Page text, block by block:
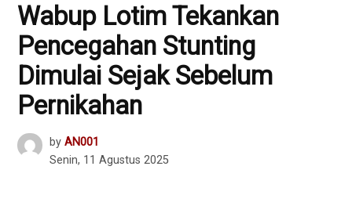
Wabup Lotim Tekankan
Pencegahan Stunting
Dimulai Sejak Sebelum
Pernikahan
by AN001
Senin, 11 Agustus 2025